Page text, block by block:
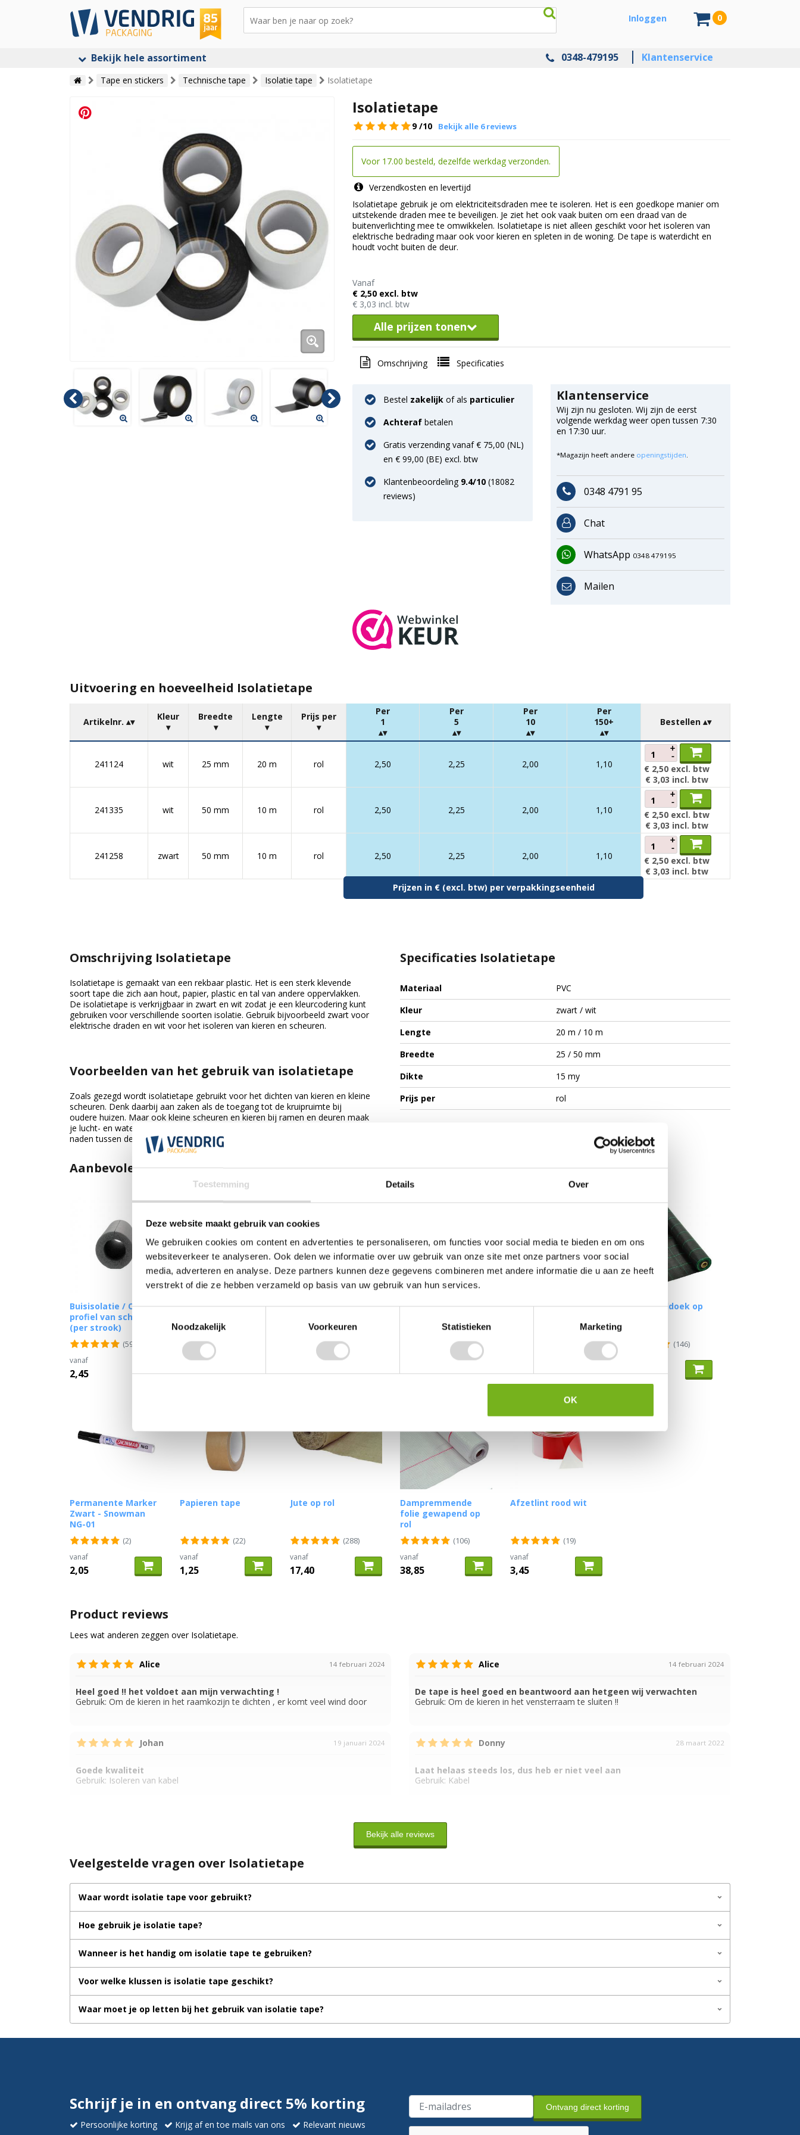
Toestemming Details Over
Deze website maakt gebruik van cookies
We gebruiken cookies om content en advertenties te personaliseren, om functies voor social media te bieden en om ons
websiteverkeer te analyseren. Ook delen we informatie over uw gebruik van onze site met onze partners voor social
media, adverteren en analyse. Deze partners kunnen deze gegevens combineren met andere informatie die u aan ze heeft
verstrekt of die ze hebben verzameld op basis van uw gebruik van hun services.
Toestemmingsselectie
Noodzakelijk
Voorkeuren Statistieken Marketing
OK
Inloggen 0
Bekijk hele assortiment 0348-479195 Klantenservice
Tape en stickers Technische tape Isolatie tape Isolatietape
Isolatietape
9 /10 Bekijk alle 6 reviews
Voor 17.00 besteld, dezelfde werkdag verzonden.
Verzendkosten en levertijd
Isolatietape gebruik je om elektriciteitsdraden mee te isoleren. Het is een goedkope manier om
uitstekende draden mee te beveiligen. Je ziet het ook vaak buiten om een draad van de
buitenverlichting mee te omwikkelen. Isolatietape is niet alleen geschikt voor het isoleren van
elektrische bedrading maar ook voor kieren en spleten in de woning. De tape is waterdicht en
houdt vocht buiten de deur.
Vanaf
€ 2,50 excl. btw
€ 3,03 incl. btw
Alle prijzen tonen
Omschrijving Specificaties
Bestel zakelijk of als particulier
Achteraf betalen
Gratis verzending vanaf € 75,00 (NL)
en € 99,00 (BE) excl. btw
Klantenbeoordeling 9.4/10 (18082
reviews)
Klantenservice
Wij zijn nu gesloten. Wij zijn de eerst
volgende werkdag weer open tussen 7:30
en 17:30 uur.
*Magazijn heeft andere openingstijden
0348 4791 95
Chat
WhatsApp 0348 479195
Mailen
Uitvoering en hoeveelheid Isolatietape
Prijzen in € (excl. btw) per verpakkingseenheid
Artikelnr. Kleur Breedte Lengte Prijs per
Per
1
Per
5
Per
10
Per
150+
Bestellen
241124 wit 25 mm 20 m rol 2,50 2,25 2,00 1,10
+
-
€ 2,50 excl. btw
€ 3,03 incl. btw
241335 wit 50 mm 10 m rol 2,50 2,25 2,00 1,10
+
-
€ 2,50 excl. btw
€ 3,03 incl. btw
241258 zwart 50 mm 10 m rol 2,50 2,25 2,00 1,10
+
-
€ 2,50 excl. btw
€ 3,03 incl. btw
Specificaties Isolatietape
Materiaal
PVC
Kleur
zwart / wit
Lengte
20 m / 10 m
Breedte
25 / 50 mm
Dikte
15 my
Prijs per
rol
Omschrijving Isolatietape
Isolatietape is gemaakt van een rekbaar plastic. Het is een sterk klevende
soort tape die zich aan hout, papier, plastic en tal van andere oppervlakken.
De isolatietape is verkrijgbaar in zwart en wit zodat je een kleurcodering kunt
gebruiken voor verschillende soorten isolatie. Gebruik bijvoorbeeld zwart voor
elektrische draden en wit voor het isoleren van kieren en scheuren.
Voorbeelden van het gebruik van isolatietape
Zoals gezegd wordt isolatietape gebruikt voor het dichten van kieren en kleine
scheuren. Denk daarbij aan zaken als de toegang tot de kruipruimte bij
oudere huizen. Maar ook kleine scheuren en kieren bij ramen en deuren maak
je lucht- en waterdicht met de tape. Op daken worden ze gebruikt over de
naden tussen de dekplaten om warmte binnen te houden. Je merkt het al, een rol isolatietape mag niet ontbreken in je gereedschapskist!
Aanbevolen producten
Buisisolatie / O-
profiel van schuim
(per strook)
(59)
vanaf
2,45
Buisisolatie / O-
(per doos)
vanaf
77,30
Kabelbinders / tyraps
(39)
4,40
U-profiel van schuim
(51)
2,60
Olfa foliemes
4,75
Anti worteldoek op
(146)
16,35
Permanente Marker
Zwart - Snowman
NG-01
(2)
vanaf
2,05
Papieren tape
(22)
vanaf
1,25
Jute op rol
(288)
vanaf
17,40
Dampremmende
folie gewapend op
rol
(106)
vanaf
38,85
Afzetlint rood wit
(19)
vanaf
3,45
Product reviews
Lees wat anderen zeggen over Isolatietape.
Alice 14 februari 2024
Heel goed !! het voldoet aan mijn verwachting !
Gebruik: Om de kieren in het raamkozijn te dichten , er komt veel wind door
Alice 14 februari 2024
De tape is heel goed en beantwoord aan hetgeen wij verwachten
Gebruik: Om de kieren in het vensterraam te sluiten !!
Johan 19 januari 2024
Goede kwaliteit
Gebruik: Isoleren van kabel
Donny 28 maart 2022
Laat helaas steeds los, dus heb er niet veel aan
Gebruik: Kabel
Bekijk alle reviews
Veelgestelde vragen over Isolatietape
Waar wordt isolatie tape voor gebruikt?
Hoe gebruik je isolatie tape?
Wanneer is het handig om isolatie tape te gebruiken?
Voor welke klussen is isolatie tape geschikt?
Waar moet je op letten bij het gebruik van isolatie tape?
Schrijf je in en ontvang direct 5% korting
Persoonlijke korting Krijg af en toe mails van ons Relevant nieuws
Ontvang direct korting